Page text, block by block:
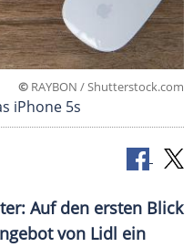
© RAYBON / Shutterstock.com
iPhone 5s
Auf den ersten Blick
von Lidl ein